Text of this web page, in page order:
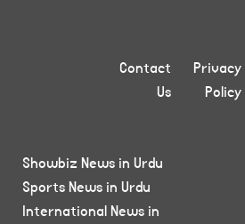
Privacy
Policy
Contact
Us
Showbiz News in Urdu
Sports News in Urdu
International News in